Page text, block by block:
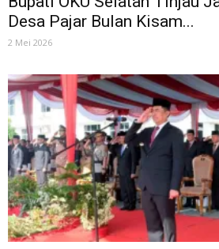
Desa Pajar Bulan Kisam...
2 Mei 2026